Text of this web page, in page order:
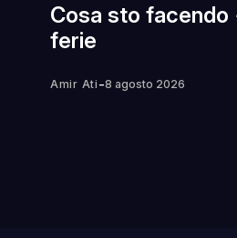
Cosa sto facendo
ferie
Amir Ati -8 agosto 2026